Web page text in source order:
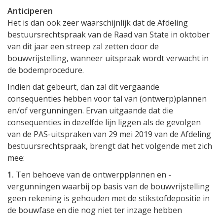
Anticiperen
Het is dan ook zeer waarschijnlijk dat de Afdeling
bestuursrechtspraak van de Raad van State in oktober
van dit jaar een streep zal zetten door de
bouwvrijstelling, wanneer uitspraak wordt verwacht in
de bodemprocedure.
Indien dat gebeurt, dan zal dit vergaande
consequenties hebben voor tal van (ontwerp)plannen
en/of vergunningen. Ervan uitgaande dat die
consequenties in dezelfde lijn liggen als de gevolgen
van de PAS-uitspraken van 29 mei 2019 van de Afdeling
bestuursrechtspraak, brengt dat het volgende met zich
mee:
1. Ten behoeve van de ontwerpplannen en -
vergunningen waarbij op basis van de bouwvrijstelling
geen rekening is gehouden met de stikstofdepositie in
de bouwfase en die nog niet ter inzage hebben